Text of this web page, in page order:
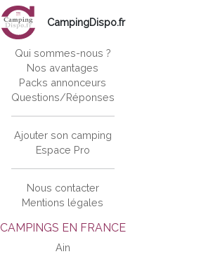
CAMPINGS EN FRANCE
Ain
CampingDispo.fr
Qui sommes-nous ?
Nos avantages
Packs annonceurs
Questions/Réponses
Ajouter son camping
Espace Pro
Nous contacter
Mentions légales